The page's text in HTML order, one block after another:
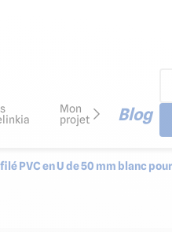
Blog
Mon
projet
PVC en U de 50 mm blanc